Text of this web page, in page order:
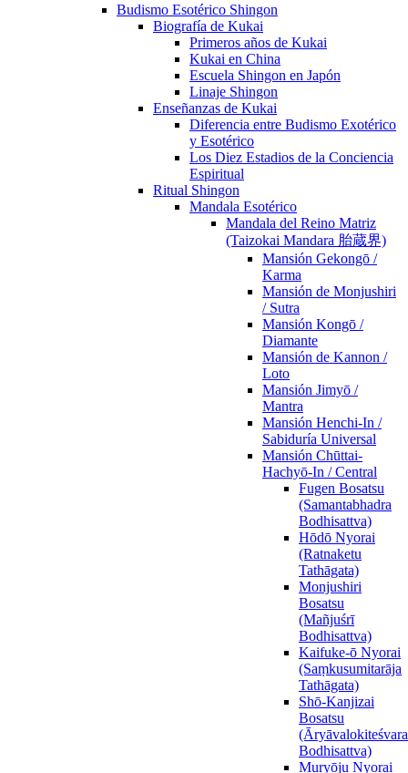
Budismo Esotérico Shingon
Biografía de Kukai
Primeros años de Kukai
Kukai en China
Escuela Shingon en Japón
Linaje Shingon
Enseñanzas de Kukai
Diferencia entre Budismo Exotérico
y Esotérico
Los Diez Estadios de la Conciencia
Espiritual
Ritual Shingon
Mandala Esotérico
Mandala del Reino Matriz
(Taizokai Mandara 胎蔵界)
Mansión Gekongō /
Karma
Mansión de Monjushiri
/ Sutra
Mansión Kongō /
Diamante
Mansión de Kannon /
Loto
Mansión Jimyō /
Mantra
Mansión Henchi-In /
Sabiduría Universal
Mansión Chūttai-
Hachyō-In / Central
Fugen Bosatsu
(Samantabhadra
Bodhisattva)
Hōdō Nyorai
(Ratnaketu
Tathāgata)
Monjushiri
Bosatsu
(Mañjuśrī
Bodhisattva)
Kaifuke-ō Nyorai
(Saṃkusumitarāja
Tathāgata)
Shō-Kanjizai
Bosatsu
(Āryāvalokiteśvara
Bodhisattva)
Muryōju Nyorai